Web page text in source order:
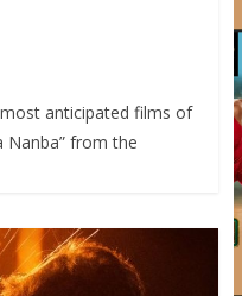
anticipated films of
Nanba” from the